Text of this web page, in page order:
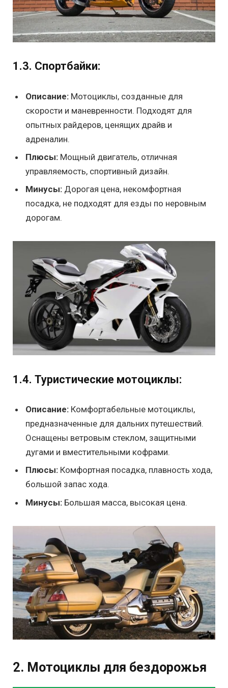
1.3. Спортбайки:
Описание: Мотоциклы, созданные для
скорости и маневренности. Подходят для
опытных райдеров, ценящих драйв и
адреналин.
Плюсы: Мощный двигатель, отличная
управляемость, спортивный дизайн.
Минусы: Дорогая цена, некомфортная
посадка, не подходят для езды по неровным
дорогам.
1.4. Туристические мотоциклы:
Описание: Комфортабельные мотоциклы,
предназначенные для дальних путешествий.
Оснащены ветровым стеклом, защитными
дугами и вместительными кофрами.
Плюсы: Комфортная посадка, плавность хода,
большой запас хода.
Минусы: Большая масса, высокая цена.
2. Мотоциклы для бездорожья